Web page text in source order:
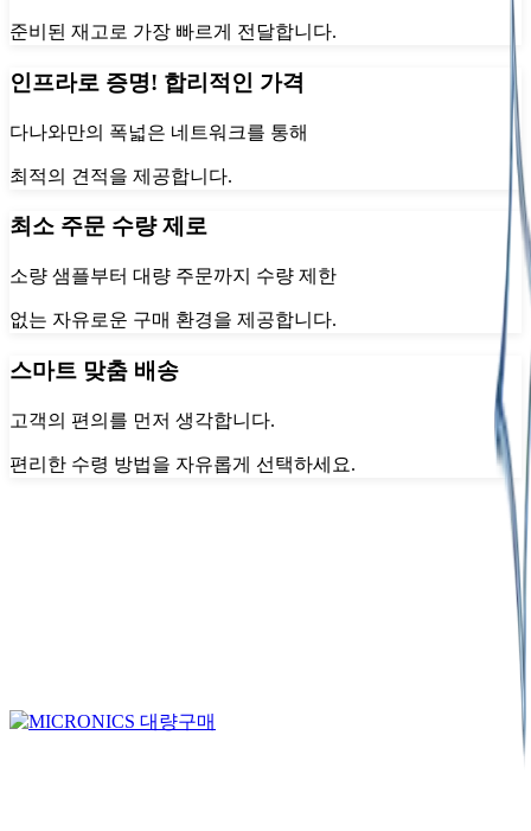
준비된 재고로 가장 빠르게 전달합니다.
인프라로 증명! 합리적인 가격
다나와만의 폭넓은 네트워크를 통해
최적의 견적을 제공합니다.
최소 주문 수량 제로
소량 샘플부터 대량 주문까지 수량 제한
없는 자유로운 구매 환경을 제공합니다.
스마트 맞춤 배송
고객의 편의를 먼저 생각합니다.
편리한 수령 방법을 자유롭게 선택하세요.